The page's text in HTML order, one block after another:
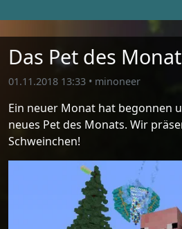
Das Pet des
01.11.2018 13:33 • minoneer
Ein neuer Monat hat begonnen
neues Pet des Monats. Wir
Schweinchen!